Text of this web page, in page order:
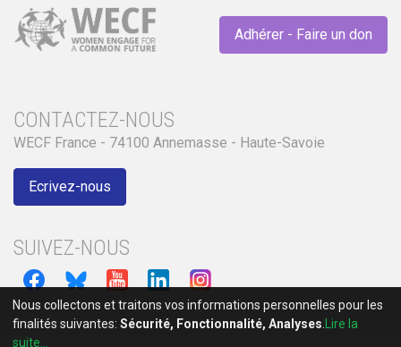
Adhérer - Faire un don
CONTACTEZ-NOUS
WECF France - 74100 Annemasse - Haute-Savoie
Ecrivez-nous
SUIVEZ-NOUS
Nous collectons et traitons vos informations personnelles pour les
finalités suivantes: Sécurité, Fonctionnalité, Analyses
Lire la
suite...